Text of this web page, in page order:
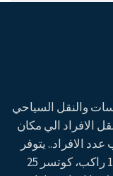
والنقل السياحي
الافراد الي مكان
الافراد.. يتوفر
لدينا فان اتش وان 7 راكب، تويوتا هايس 14 راكب، كوتسر 25